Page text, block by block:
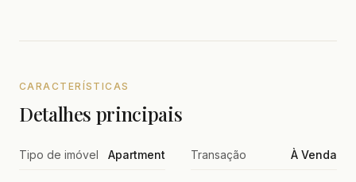
CARACTERÍSTICAS
Detalhes principais
Tipo de imóvel Apartment Transação À Venda